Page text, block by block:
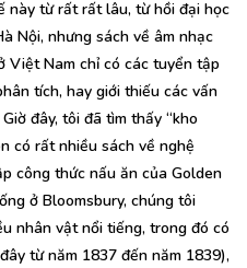
này từ rất rất lâu, từ hồi đại học
Nội, nhưng sách về âm nhạc
Việt Nam chỉ có các tuyển tập
tích, hay giới thiếu các vấn
đây, tôi đã tìm thấy “kho
có rất nhiều sách về nghệ
công thức nấu ăn của Golden
ở Bloomsbury, chúng tôi
nhân vật nổi tiếng, trong đó có
từ năm 1837 đến năm 1839),